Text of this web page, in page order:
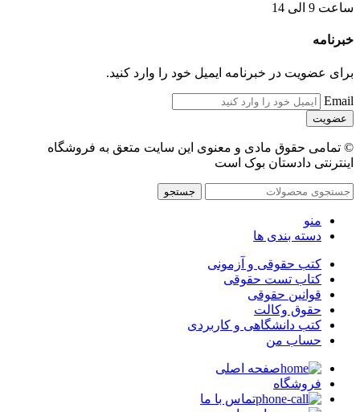
ساعت 9 الی 14
خبرنامه
برای عضویت در خبرنامه ایمیل خود را وارد کنید.
Email
© تمامی حقوق مادی و معنوی این سایت متعق به فروشگاه
اینترنتی دادستان بوک است
جستجو
منو
دسته بندی ها
کتب حقوقی و آزمونی
کتاب تست حقوقی
قوانین حقوقی
حقوق وکالت
کتب دانشگاهی و کاربردی
حساب من
صفحه اصلی
فروشگاه
تماس با ما